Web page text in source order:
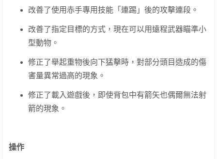
改善了使用赤手專用技能「連踢」後的攻擊連段。
改善了指定目標的方式，現在可以用遠程武器瞄準小
型動物。
修正了舉起重物後向下猛擊時，對部分頭目造成的傷
害量異常過高的現象。
修正了載入遊戲後，即使背包中有箭矢也偶爾無法射
箭的現象。
操作